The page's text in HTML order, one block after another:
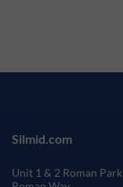
Silmid.com
Unit 1 & 2 Roman Park